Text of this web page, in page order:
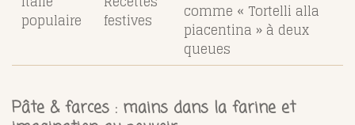
populaire
festives
comme « Tortelli alla
piacentina » à deux
queues
Pâte & farces : mains dans la farine et